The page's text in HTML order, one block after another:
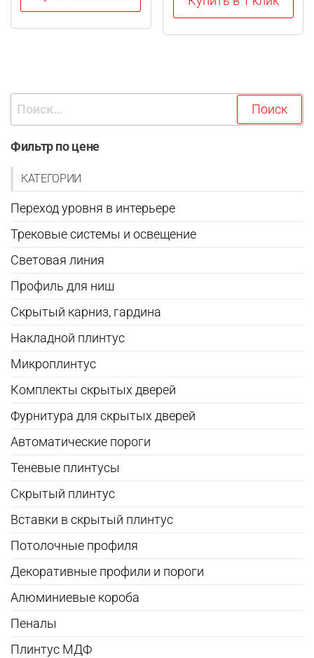
товар
выбрать
Найти:
Фильтр по цене
КАТЕГОРИИ
Переход уровня в интерьере
Трековые системы и освещение
Световая линия
Профиль для ниш
Скрытый карниз, гардина
Накладной плинтус
Микроплинтус
Комплекты скрытых дверей
Фурнитура для скрытых дверей
Автоматические пороги
Теневые плинтусы
Скрытый плинтус
Вставки в скрытый плинтус
Потолочные профиля
Декоративные профили и пороги
Алюминиевые короба
Пеналы
Плинтус МДФ